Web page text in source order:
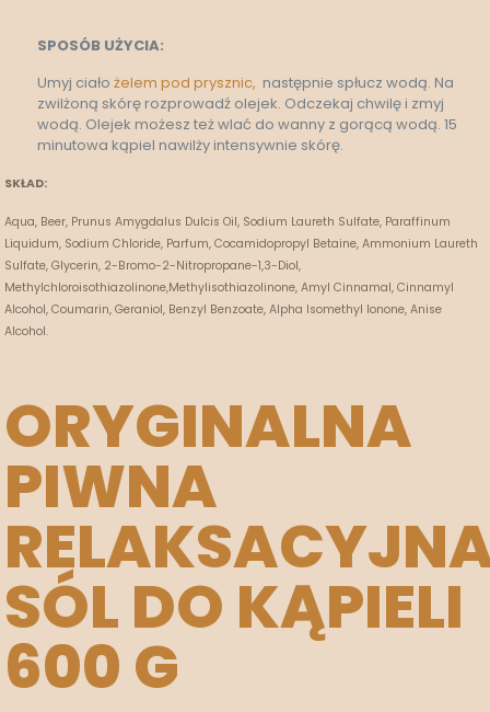
SPOSÓB UŻYCIA:
Umyj ciałożelem pod prysznic, następnie spłucz wodą. Na
zwilżoną skórę rozprowadź olejek. Odczekaj chwilę i zmyj
wodą. Olejek możesz też wlać do wanny z gorącą wodą. 15
minutowa kąpiel nawilży intensywnie skórę.
SKŁAD:
Aqua, Beer, Prunus Amygdalus Dulcis Oil, Sodium Laureth Sulfate, Paraffinum
Liquidum, Sodium Chloride, Parfum, Cocamidopropyl Betaine, Ammonium Laureth
Sulfate, Glycerin, 2-Bromo-2-Nitropropane-1,3-Diol,
Methylchloroisothiazolinone,Methylisothiazolinone, Amyl Cinnamal, Cinnamyl
Alcohol, Coumarin, Geraniol, Benzyl Benzoate, Alpha Isomethyl Ionone, Anise
Alcohol.
ORYGINALNA
PIWNA
SÓL DO KĄPIELI
600 G